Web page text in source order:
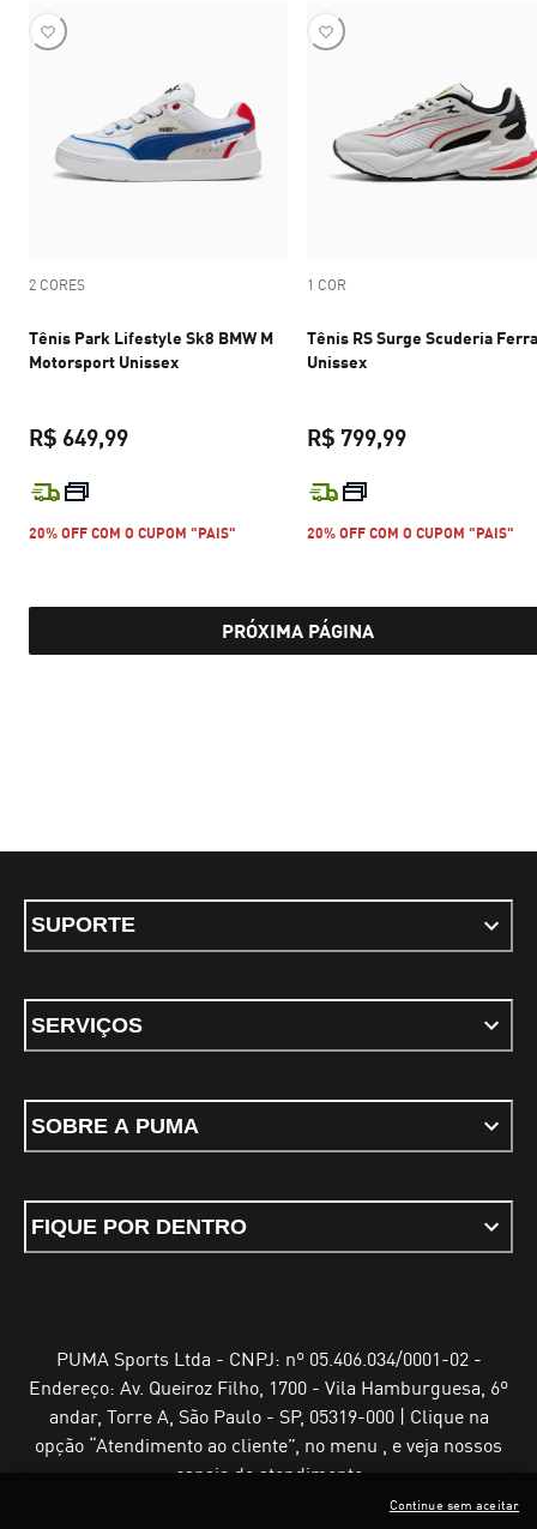
2 CORES
Tênis Park Lifestyle Sk8 BMW M
Motorsport Unissex
R$ 649,99
preço atual R$ 649,99
20% OFF COM O CUPOM "PAIS"
1 COR
Tênis RS Surge Scuderia
Unissex
R$ 799,99
20% OFF COM O CUPOM "PAIS"
PRÓXIMA PÁGINA
SUPORTE
SERVIÇOS
SOBRE A PUMA
FIQUE POR DENTRO
PUMA Sports Ltda - CNPJ: nº 05.406.034/0001-02 -
Endereço: Av. Queiroz Filho, 1700 - Vila Hamburguesa, 6º
andar, Torre A, São Paulo - SP, 05319-000 | Clique na
opção “Atendimento ao cliente”, no menu , e veja nossos
canais de atendimento
Continue sem aceitar